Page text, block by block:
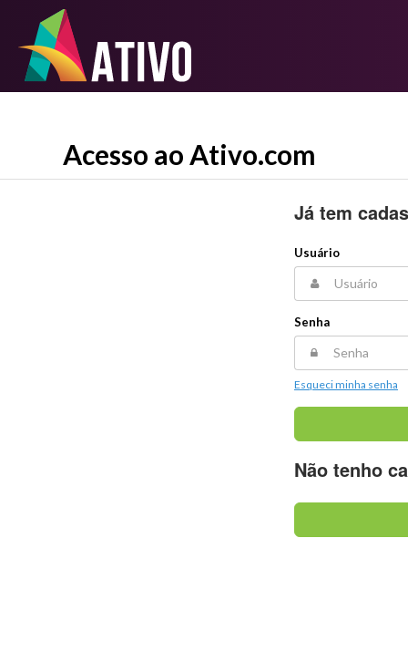
Acesso ao Ativo.com
Já tem
Usuário
Senha
Esqueci minha senha
Não tenho